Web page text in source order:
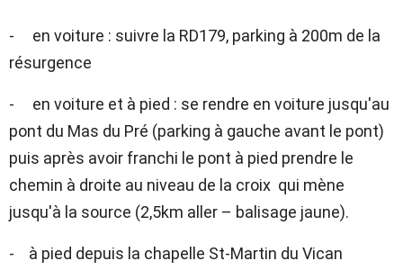
- en voiture : suivre la RD179, parking à 200m de la
résurgence
- en voiture et à pied : se rendre en voiture jusqu'au
pont du Mas du Pré (parking à gauche avant le pont)
puis après avoir franchi le pont à pied prendre le
chemin à droite au niveau de la croix qui mène
jusqu'à la source (2,5km aller – balisage jaune).
- à pied depuis la chapelle St-Martin du Vican